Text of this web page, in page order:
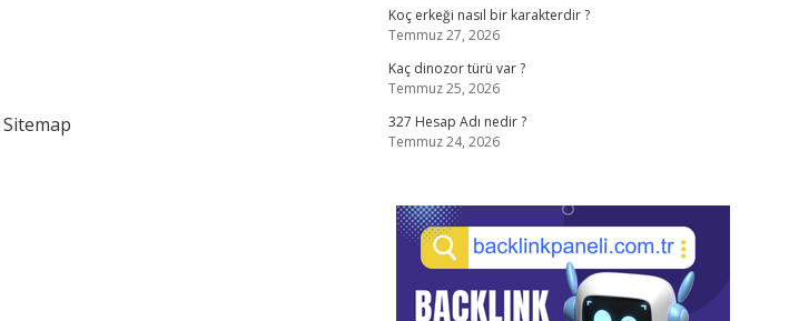
Sitemap
Koç erkeği nasıl bir karakterdir ?
Temmuz 27, 2026
Kaç dinozor türü var ?
Temmuz 25, 2026
327 Hesap Adı nedir ?
Temmuz 24, 2026